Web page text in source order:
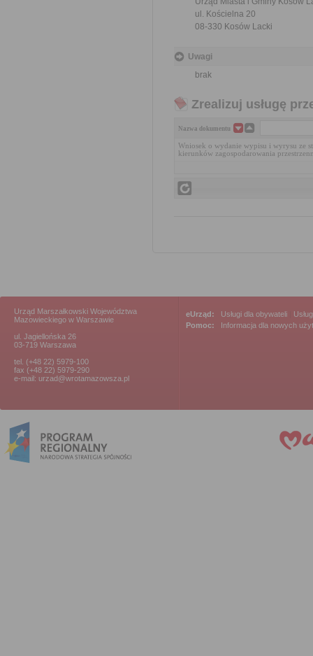
ul. Kościelna 20
08-330 Kosów Lacki
Uwagi
brak
Zrealizuj usługę
Nazwa dokumentu
Wniosek o wydanie wypisu i wyrysu ze
kierunków zagospodarowania
Urząd Marszałkowski Województwa
Mazowieckiego w Warszawie
ul. Jagiellońska 26
03-719 Warszawa
tel. (+48 22) 5979-100
fax (+48 22) 5979-290
e-mail: urzad@wrotamazowsza.pl
eUrząd: Usługi dla obywateli
Pomoc:
Informacja dla nowych